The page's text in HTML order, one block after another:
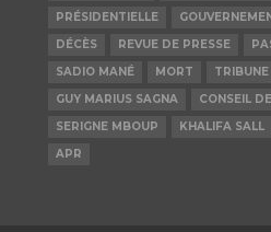
PRÉSIDENTIELLE
DÉCÈS
REVUE DE PRESSE
SADIO MANÉ
MORT TRIBUNE
GUY MARIUS SAGNA
CONSEIL
SERIGNE MBOUP
KHALIFA SALL
APR